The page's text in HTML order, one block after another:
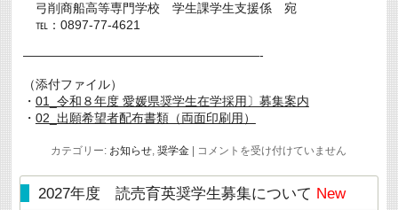
弓削商船高等専門学校 学生課学生支援係 宛
℡：0897-77-4621
———————————————————-
（添付ファイル）
・ 01_令和８年度 愛媛県奨学生在学採用〕募集案内
・ 02_出願希望者配布書類（両面印刷用）
カテゴリー: お知らせ ,奨学金
令
８
年
度
コメントを受け付けていません
2027年度 読売育英奨学生募集について New